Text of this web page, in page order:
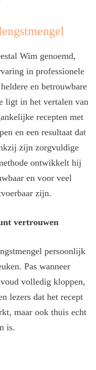
Wim genoemd,
in professionele
en betrouwbare
ligt in het vertalen van
recepten met
en een resultaat dat
zijn zorgvuldige
ontwikkelt hij
en voor veel
zijn.
vertrouwen
persoonlijk
Pas wanneer
volledig kloppen,
lezers dat het recept
maar ook thuis echt
is.